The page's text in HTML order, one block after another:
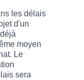
les délais
d'un
moyen
Le
sera